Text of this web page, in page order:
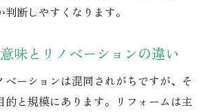
ムとリメイクの違いも含めて整理
ムの直訳と実際の意味の違い
ムが英語で通じない事例に注意
リフォームの本質と意味のずれ
断しやすくなります。
味とリノベーションの違い
ベーションは混同されがちですが、そ
的と規模にあります。リフォームは主